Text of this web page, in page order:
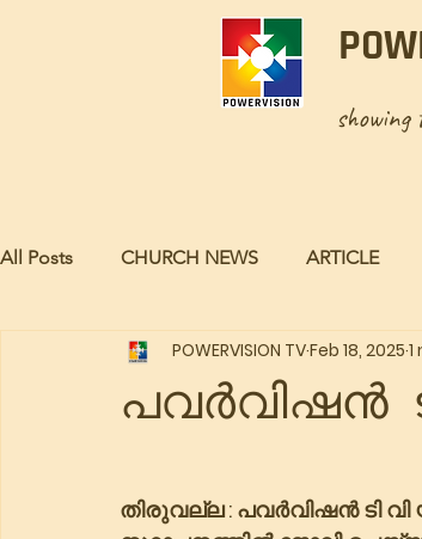
All Posts CHURCH NEWS ARTICLE
പവർവിഷൻ
POWERVISION TVFeb 18, 2025
തിരുവല്ല : പവർവിഷൻ ടി